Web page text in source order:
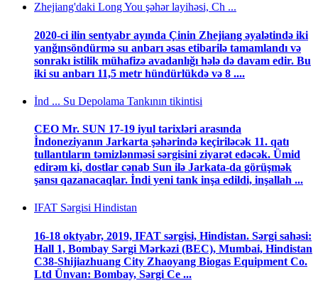
Zhejiang'daki Long You şəhər layihəsi, Ch ...
2020-ci ilin sentyabr ayında Çinin Zhejiang əyalətində iki
yanğınsöndürmə su anbarı əsas etibarilə tamamlandı və
sonrakı istilik mühafizə avadanlığı hələ də davam edir. Bu
iki su anbarı 11,5 metr hündürlükdə və 8 ....
İnd ... Su Depolama Tankının tikintisi
CEO Mr. SUN 17-19 iyul tarixləri arasında
İndoneziyanın Jarkarta şəhərində keçiriləcək 11. qatı
tullantıların təmizlənməsi sərgisini ziyarət edəcək. Ümid
edirəm ki, dostlar cənab Sun ilə Jarkata-da görüşmək
şansı qazanacaqlar. İndi yeni tank inşa edildi, inşallah ...
IFAT Sərgisi Hindistan
16-18 oktyabr, 2019, IFAT sərgisi, Hindistan. Sərgi sahəsi:
Hall 1, Bombay Sərgi Mərkəzi (BEC), Mumbai, Hindistan
C38-Shijiazhuang City Zhaoyang Biogas Equipment Co.
Ltd Ünvan: Bombay, Sərgi Ce ...